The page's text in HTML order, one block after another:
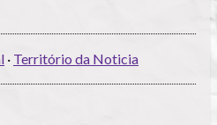
· Território da Noticia